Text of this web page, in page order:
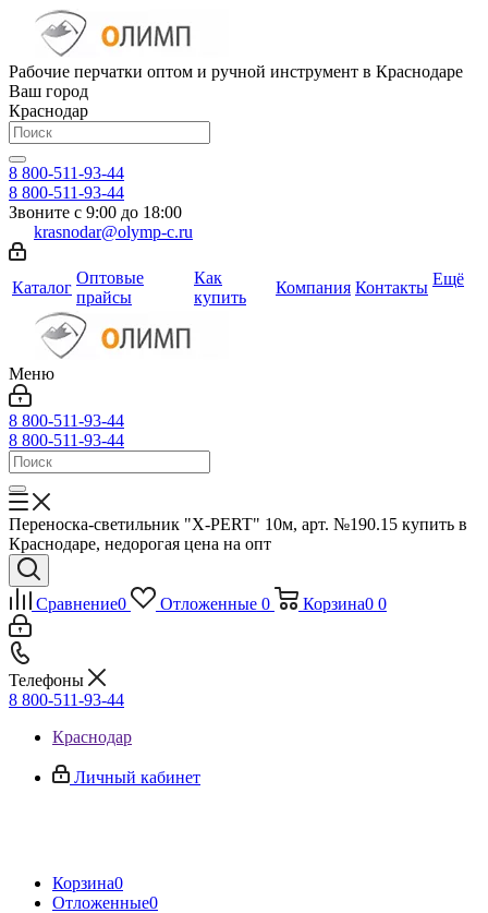
Рабочие перчатки оптом и ручной инструмент в Краснодаре
Ваш город
Краснодар
8 800-511-93-44
8 800-511-93-44
Звоните с 9:00 до 18:00
krasnodar@olymp-c.ru
Каталог
Оптовые
прайсы
Как
купить
Компания Контакты Ещё
Меню
8 800-511-93-44
8 800-511-93-44
Переноска-светильник "X-PERT" 10м, арт. №190.15 купить в
Краснодаре, недорогая цена на опт
Сравнение0 Отложенные 0 Корзина0 0
Телефоны
8 800-511-93-44
Краснодар
Личный кабинет
Корзина0
Отложенные0